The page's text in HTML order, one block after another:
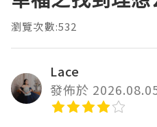
瀏覽次數:532
Lace
發佈於